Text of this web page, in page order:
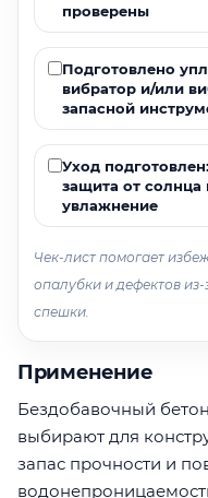
проверены
Подготовлено
вибратор и/или
запасной
Уход
защита от солнца
увлажнение
Чек-лист помогает
опалубки и дефектов
спешки.
Применение
Бездобавочный
выбирают для
запас прочности и